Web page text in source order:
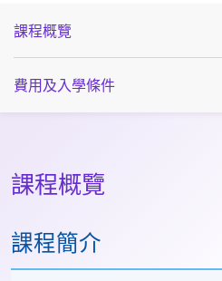
課程概覽
費用及入學條件
課程概覽
課程簡介